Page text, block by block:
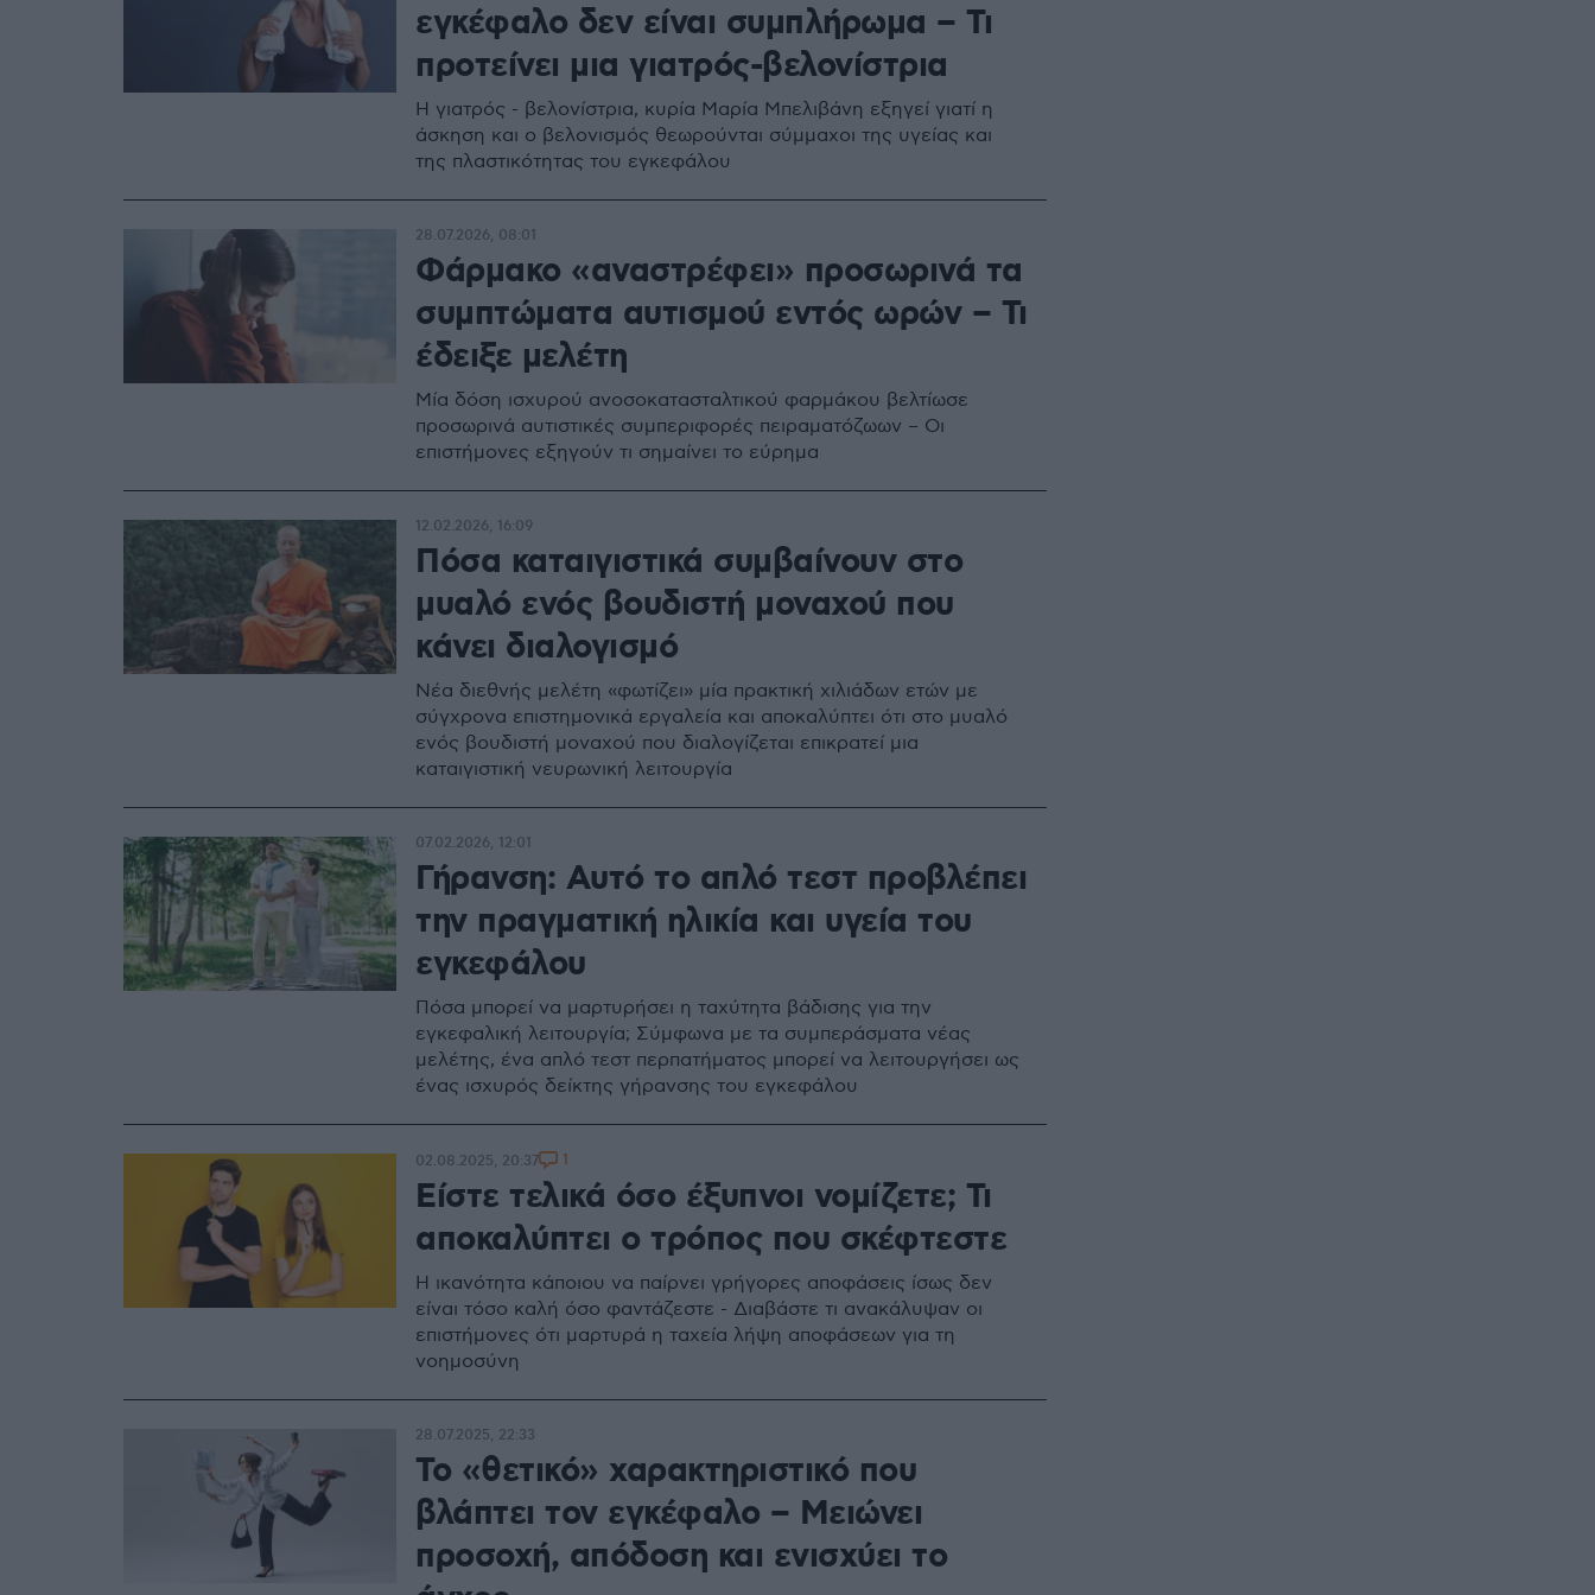
εγκέφαλο δεν είναι συμπλήρωμα – Τι
προτείνει μια γιατρός-βελονίστρια
Η γιατρός - βελονίστρια, κυρία Μαρία Μπελιβάνη εξηγεί γιατί η
άσκηση και ο βελονισμός θεωρούνται σύμμαχοι της υγείας και
της πλαστικότητας του εγκεφάλου
Φάρμακο «αναστρέφει» προσωρινά τα
συμπτώματα αυτισμού εντός ωρών – Τι
έδειξε μελέτη
Μία δόση ισχυρού ανοσοκατασταλτικού φαρμάκου βελτίωσε
προσωρινά αυτιστικές συμπεριφορές πειραματόζωων – Οι
επιστήμονες εξηγούν τι σημαίνει το εύρημα
28.07.2026, 08:01
Πόσα καταιγιστικά συμβαίνουν στο
μυαλό ενός βουδιστή μοναχού που
κάνει διαλογισμό
Νέα διεθνής μελέτη «φωτίζει» μία πρακτική χιλιάδων ετών με
σύγχρονα επιστημονικά εργαλεία και αποκαλύπτει ότι στο μυαλό
ενός βουδιστή μοναχού που διαλογίζεται επικρατεί μια
καταιγιστική νευρωνική λειτουργία
12.02.2026, 16:09
Γήρανση: Αυτό το απλό τεστ προβλέπει
την πραγματική ηλικία και υγεία του
εγκεφάλου
Πόσα μπορεί να μαρτυρήσει η ταχύτητα βάδισης για την
εγκεφαλική λειτουργία; Σύμφωνα με τα συμπεράσματα νέας
μελέτης, ένα απλό τεστ περπατήματος μπορεί να λειτουργήσει ως
ένας ισχυρός δείκτης γήρανσης του εγκεφάλου
07.02.2026, 12:01
Είστε τελικά όσο έξυπνοι νομίζετε; Τι
αποκαλύπτει ο τρόπος που σκέφτεστε
Η ικανότητα κάποιου να παίρνει γρήγορες αποφάσεις ίσως δεν
είναι τόσο καλή όσο φαντάζεστε - Διαβάστε τι ανακάλυψαν οι
επιστήμονες ότι μαρτυρά η ταχεία λήψη αποφάσεων για τη
νοημοσύνη
02.08.2025, 20:37 1
Το «θετικό» χαρακτηριστικό που
βλάπτει τον εγκέφαλο – Μειώνει
προσοχή, απόδοση και ενισχύει το
28.07.2025, 22:33